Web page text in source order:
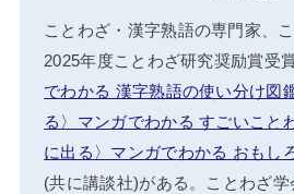
ことわざ・漢字熟語の専門家、
2025年度ことわざ研究奨励賞受
でわかる 漢字熟語の使い分け図
る〉マンガでわかる すごいこと
に出る〉マンガでわかる おもし
(共に講談社)がある。ことわざ